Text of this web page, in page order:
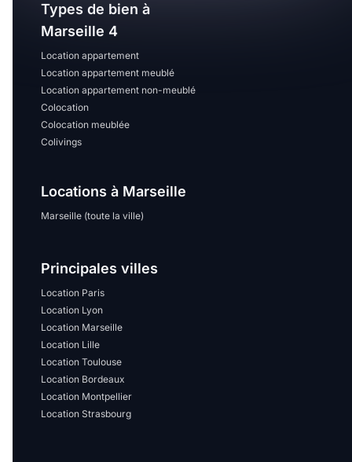
Types de bien à
Marseille 4
Location appartement
Location appartement meublé
Location appartement non-meublé
Colocation
Colocation meublée
Colivings
Locations à Marseille
Marseille (toute la ville)
Principales villes
Location Paris
Location Lyon
Location Marseille
Location Lille
Location Toulouse
Location Bordeaux
Location Montpellier
Location Strasbourg